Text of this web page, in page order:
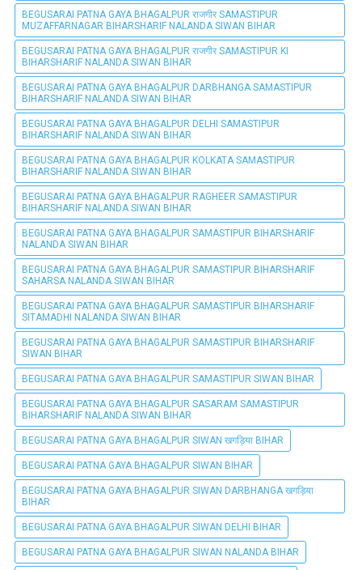
BEGUSARAI PATNA GAYA BHAGALPUR राजगीर SAMASTIPUR
MUZAFFARNAGAR BIHARSHARIF NALANDA SIWAN BIHAR
BEGUSARAI PATNA GAYA BHAGALPUR राजगीर SAMASTIPUR KI
BIHARSHARIF NALANDA SIWAN BIHAR
BEGUSARAI PATNA GAYA BHAGALPUR DARBHANGA SAMASTIPUR
BIHARSHARIF NALANDA SIWAN BIHAR
BEGUSARAI PATNA GAYA BHAGALPUR DELHI SAMASTIPUR
BIHARSHARIF NALANDA SIWAN BIHAR
BEGUSARAI PATNA GAYA BHAGALPUR KOLKATA SAMASTIPUR
BIHARSHARIF NALANDA SIWAN BIHAR
BEGUSARAI PATNA GAYA BHAGALPUR RAGHEER SAMASTIPUR
BIHARSHARIF NALANDA SIWAN BIHAR
BEGUSARAI PATNA GAYA BHAGALPUR SAMASTIPUR BIHARSHARIF
NALANDA SIWAN BIHAR
BEGUSARAI PATNA GAYA BHAGALPUR SAMASTIPUR BIHARSHARIF
SAHARSA NALANDA SIWAN BIHAR
BEGUSARAI PATNA GAYA BHAGALPUR SAMASTIPUR BIHARSHARIF
SITAMADHI NALANDA SIWAN BIHAR
BEGUSARAI PATNA GAYA BHAGALPUR SAMASTIPUR BIHARSHARIF
SIWAN BIHAR
BEGUSARAI PATNA GAYA BHAGALPUR SAMASTIPUR SIWAN BIHAR
BEGUSARAI PATNA GAYA BHAGALPUR SASARAM SAMASTIPUR
BIHARSHARIF NALANDA SIWAN BIHAR
BEGUSARAI PATNA GAYA BHAGALPUR SIWAN खगड़िया BIHAR
BEGUSARAI PATNA GAYA BHAGALPUR SIWAN BIHAR
BEGUSARAI PATNA GAYA BHAGALPUR SIWAN DARBHANGA खगड़िया
BIHAR
BEGUSARAI PATNA GAYA BHAGALPUR SIWAN DELHI BIHAR
BEGUSARAI PATNA GAYA BHAGALPUR SIWAN NALANDA BIHAR